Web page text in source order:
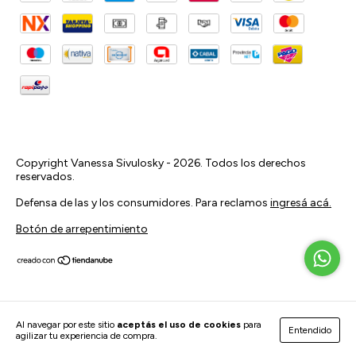
Al navegar por este sitio aceptás el uso de cookies para
agilizar tu experiencia de compra.
Entendido
Copyright Vanessa Sivulosky - 2026. Todos los derechos
reservados.
Defensa de las y los consumidores. Para reclamos ingresá acá.
Botón de arrepentimiento